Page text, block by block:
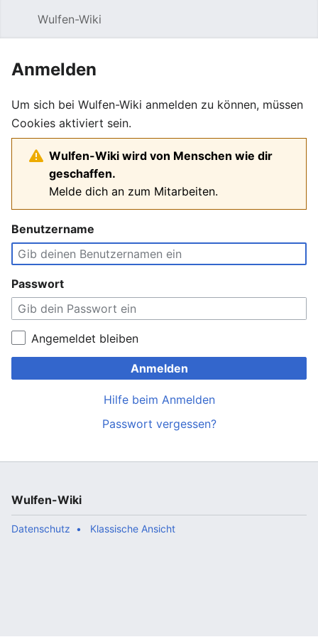
Wulfen-Wiki
Anmelden
Um sich bei Wulfen-Wiki anmelden zu können, müssen
Cookies aktiviert sein.
Wulfen-Wiki wird von Menschen wie dir
geschaffen.
Melde dich an zum Mitarbeiten.
Benutzername
Passwort
Angemeldet bleiben
Anmelden
Hilfe beim Anmelden
Passwort vergessen?
Wulfen-Wiki
Datenschutz Klassische Ansicht